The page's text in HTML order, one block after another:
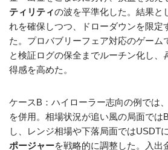
ティリティの波を平準化した。結果と
れを確保しつつ、ドローダウンを限定
た。プロバブリーフェア対応のゲーム
と検証ログの保全までルーチン化し、
得感を高めた。
ケースB：ハイローラー志向の例では
を併用。相場状況が追い風の局面では
し、レンジ相場や下落局面ではUSDT
ポージャーを戦略的に調整した。入出